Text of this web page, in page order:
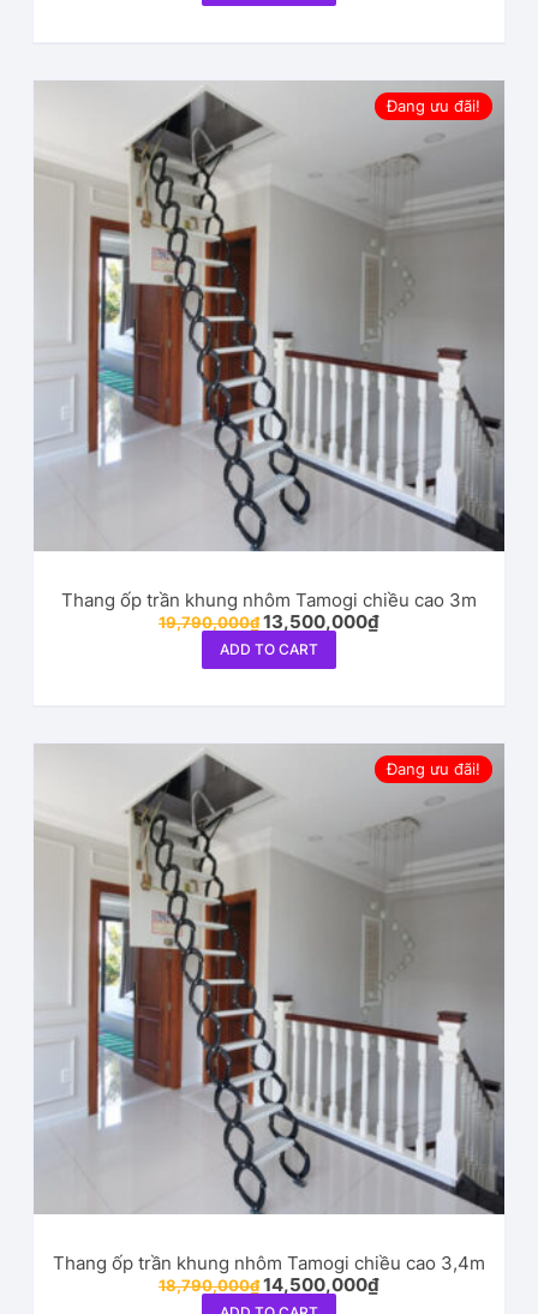
Đang ưu đãi!
Thang ốp trần khung nhôm Tamogi chiều cao 3m
19,790,000₫13,500,000₫
ADD TO CART
Đang ưu đãi!
Thang ốp trần khung nhôm Tamogi chiều cao 3,4m
18,790,000₫14,500,000₫